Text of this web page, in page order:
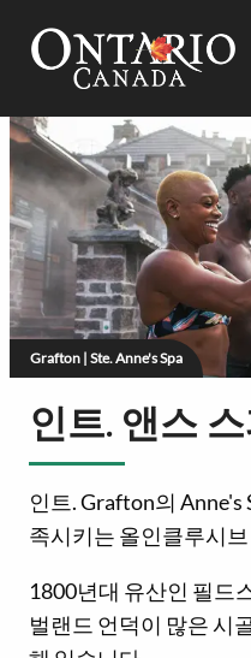
인트. 앤스
인트. Grafton의 Anne's
족시키는 올인클루시
1800년대 유산인 필드
벌랜드 언덕이 많은 시
Grafton | Ste. Anne's Spa